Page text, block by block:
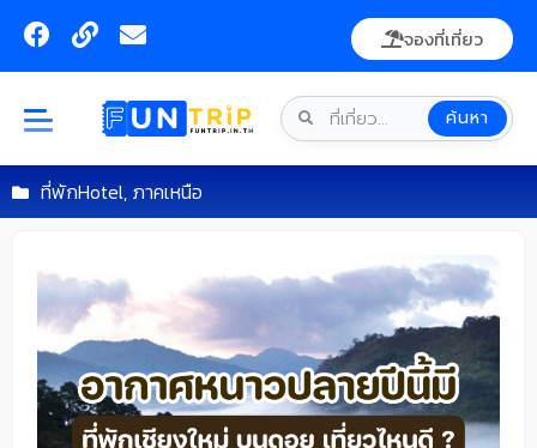
content
F
a
c
e
b
o
o
k
L
i
n
E
v
e
l
o
p
e
จองที่เที่ยว
ค้นหา
ที่พักHotel, ภาคเหนือ